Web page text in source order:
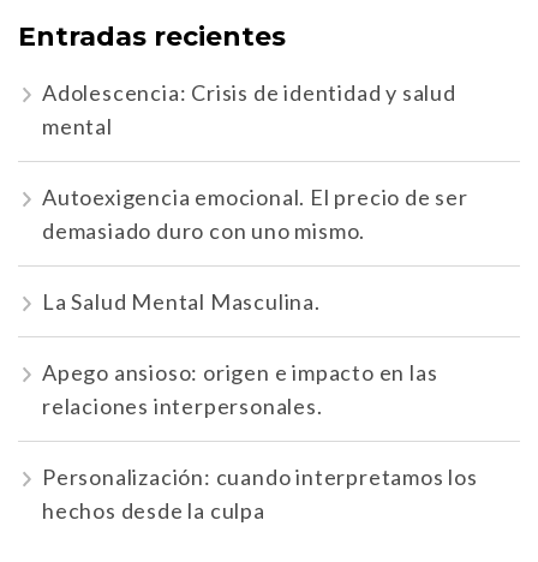
Entradas recientes
Adolescencia: Crisis de identidad y salud
mental
Autoexigencia emocional. El precio de ser
demasiado duro con uno mismo.
La Salud Mental Masculina.
Apego ansioso: origen e impacto en las
relaciones interpersonales.
Personalización: cuando interpretamos los
hechos desde la culpa